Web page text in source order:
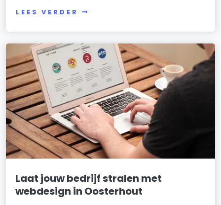
LEES VERDER
Laat jouw bedrijf stralen met
webdesign in Oosterhout